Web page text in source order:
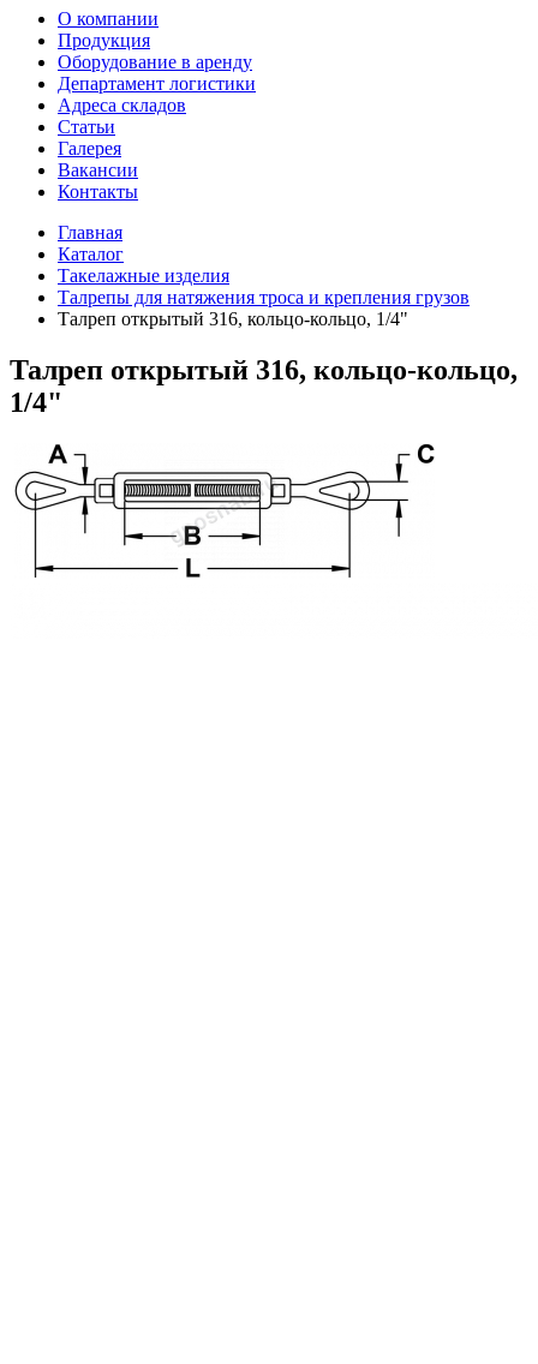
О компании
Продукция
Оборудование в аренду
Департамент логистики
Адреса складов
Статьи
Галерея
Вакансии
Контакты
Главная
Каталог
Такелажные изделия
Талрепы для натяжения троса и крепления грузов
Талреп открытый 316, кольцо-кольцо, 1/4"
Талреп открытый 316, кольцо-кольцо,
1/4"